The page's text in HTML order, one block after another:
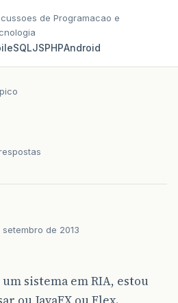
de Programacao e
SQLJSPHPAndroid
setembro de 2013
sistema em RIA, estou